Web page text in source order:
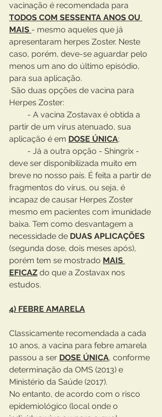
vacinação é recomendada para
TODOS COM SESSENTA ANOS OU
MAIS - mesmo aqueles que já
apresentaram herpes Zoster. Neste
caso, porém, deve-se aguardar pelo
menos um ano do último episódio,
para sua aplicação.
Herpes Zoster:
partir de um vírus atenuado, sua
aplicação é em DOSE ÚNICA;
deve ser disponibilizada muito em
breve no nosso país. É feita a partir de
fragmentos do vírus, ou seja, é
incapaz de causar Herpes Zoster
mesmo em pacientes com imunidade
baixa. Tem como desvantagem a
necessidade de DUAS APLICAÇÕES
(segunda dose, dois meses após),
porém tem se mostrado MAIS
EFICAZ do que a Zostavax nos
estudos.
4) FEBRE AMARELA
Classicamente recomendada a cada
10 anos, a vacina para febre amarela
passou a ser DOSE ÚNICA, conforme
determinação da OMS (2013) e
Ministério da Saúde (2017).
No entanto, de acordo com o risco
epidemiológico (local onde o